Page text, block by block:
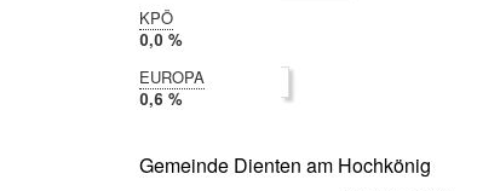
KPÖ
2019:
0,0 %
nicht
teilgenommen
EUROPA
2019:
0,6 %
teilgenommen
Gemeinde Dienten am Hochkönig